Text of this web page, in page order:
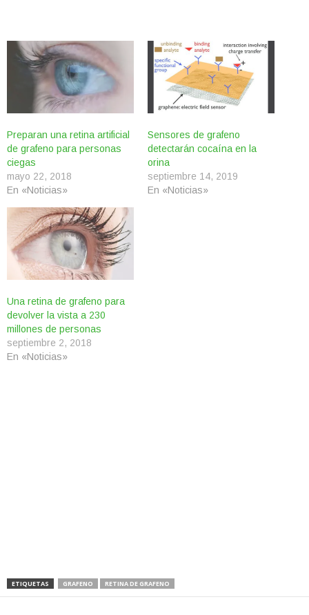
Preparan una retina artificial
de grafeno para personas
ciegas
mayo 22, 2018
En «Noticias»
Sensores de grafeno
detectarán cocaína en la
orina
septiembre 14, 2019
En «Noticias»
Una retina de grafeno para
devolver la vista a 230
millones de personas
septiembre 2, 2018
En «Noticias»
ETIQUETAS GRAFENO RETINA DE GRAFENO